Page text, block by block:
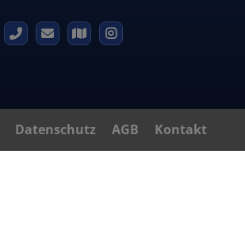
Datenschutz AGB Kontakt